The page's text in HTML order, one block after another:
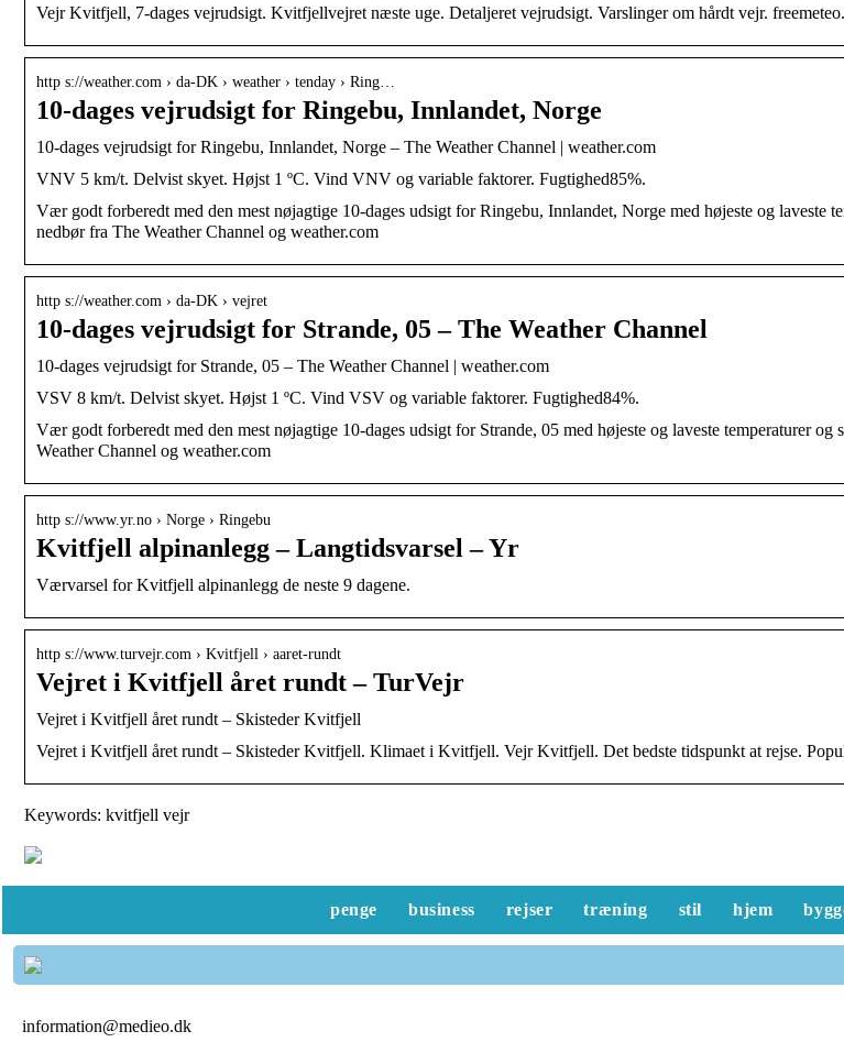
Vejr Kvitfjell, 7-dages vejrudsigt. Kvitfjellvejret næste uge. Detaljeret vejrudsigt. Varslinger om hårdt vejr.
http s://weather.com › da-DK › weather › tenday › Ring…
10-dages vejrudsigt for Ringebu, Innlandet, Norge
10-dages vejrudsigt for Ringebu, Innlandet, Norge – The Weather Channel | weather.com
VNV 5 km/t. Delvist skyet. Højst 1 ºC. Vind VNV og variable faktorer. Fugtighed85%.
Vær godt forberedt med den mest nøjagtige 10-dages udsigt for Ringebu, Innlandet, Norge med højeste og laveste
nedbør fra The Weather Channel og weather.com
http s://weather.com › da-DK › vejret
10-dages vejrudsigt for Strande, 05 – The Weather Channel
10-dages vejrudsigt for Strande, 05 – The Weather Channel | weather.com
VSV 8 km/t. Delvist skyet. Højst 1 ºC. Vind VSV og variable faktorer. Fugtighed84%.
Vær godt forberedt med den mest nøjagtige 10-dages udsigt for Strande, 05 med højeste og laveste temperaturer og
Weather Channel og weather.com
http s://www.yr.no › Norge › Ringebu
Kvitfjell alpinanlegg – Langtidsvarsel – Yr
Værvarsel for Kvitfjell alpinanlegg de neste 9 dagene.
http s://www.turvejr.com › Kvitfjell › aaret-rundt
Vejret i Kvitfjell året rundt – TurVejr
Vejret i Kvitfjell året rundt – Skisteder Kvitfjell
Vejret i Kvitfjell året rundt – Skisteder Kvitfjell. Klimaet i Kvitfjell. Vejr Kvitfjell. Det bedste tidspunkt at rejse.
Keywords: kvitfjell vejr
penge business rejser træning stil hjem
information@medieo.dk